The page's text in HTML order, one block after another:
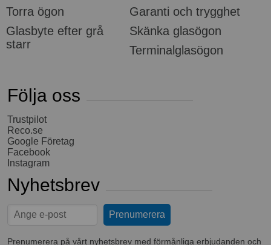
Torra ögon
Garanti och trygghet
Glasbyte efter grå
starr
Skänka glasögon
Terminalglasögon
Följa oss
Trustpilot
Reco.se
Google Företag
Facebook
Instagram
Nyhetsbrev
Prenumerera på vårt nyhetsbrev med förmånliga erbjudanden och